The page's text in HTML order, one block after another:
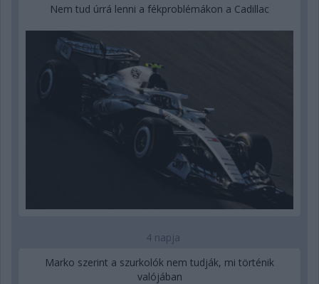
Nem tud úrrá lenni a fékproblémákon a Cadillac
4 napja
Marko szerint a szurkolók nem tudják, mi történik
valójában